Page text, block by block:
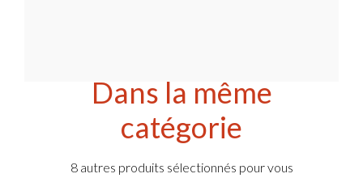
Dans la même
catégorie
8 autres produits sélectionnés pour vous